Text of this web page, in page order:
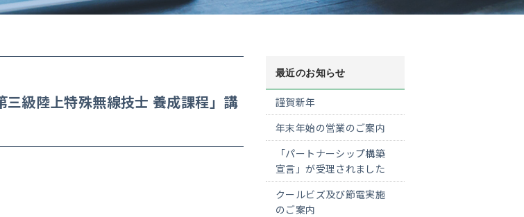
三級陸上特殊無線技士 養成課程」講
最近のお知らせ
謹賀新年
年末年始の営業のご案内
「パートナーシップ構築
宣言」が受理されました
クールビズ及び節電実施
のご案内